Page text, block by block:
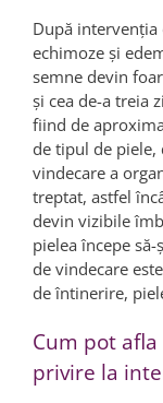
După intervenţia
echimoze şi
semne devin
şi cea de-a treia
fiind de
de tipul de piele,
vindecare a
treptat, astfel
devin vizibile
pielea începe
de vindecare
de întinerire,
Cum pot
privire la